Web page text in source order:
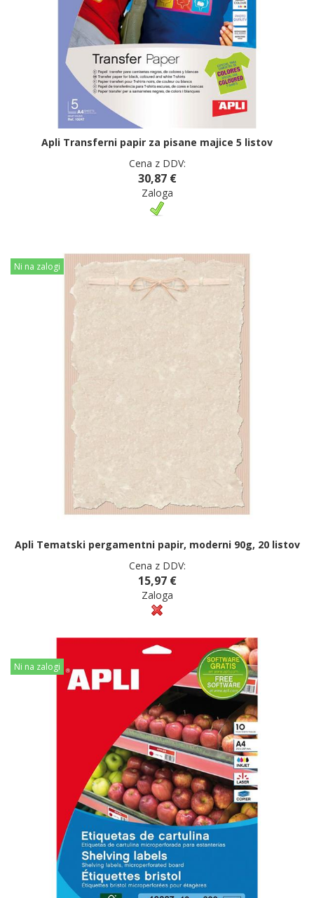
Apli Transferni papir za pisane majice 5 listov
Cena z DDV:
30,87 €
Zaloga
Ni na zalogi
Apli Tematski pergamentni papir, moderni 90g, 20 listov
Cena z DDV:
15,97 €
Zaloga
Ni na zalogi